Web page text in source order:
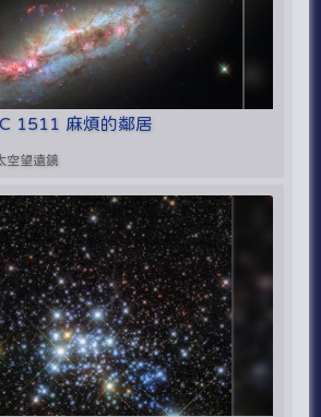
1511 麻煩的鄰居
空望遠鏡